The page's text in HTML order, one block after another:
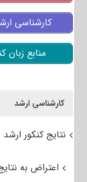
کارشناسی
منابع زبان
کارشناسی ارشد
نتایج کنکور ارشد ۱۴۰۳
اعتراض به نتایج